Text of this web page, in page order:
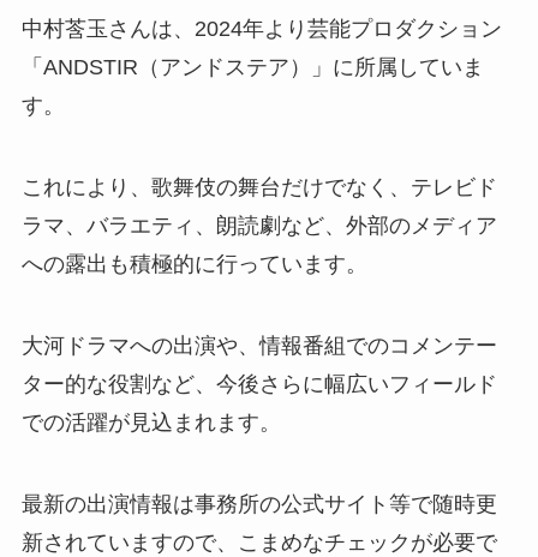
中村莟玉さんは、2024年より芸能プロダクション
「ANDSTIR（アンドステア）」に所属していま
す。
これにより、歌舞伎の舞台だけでなく、テレビド
ラマ、バラエティ、朗読劇など、外部のメディア
への露出も積極的に行っています。
大河ドラマへの出演や、情報番組でのコメンテー
ター的な役割など、今後さらに幅広いフィールド
での活躍が見込まれます。
最新の出演情報は事務所の公式サイト等で随時更
新されていますので、こまめなチェックが必要で